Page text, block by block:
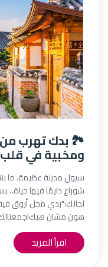
🏞️ بدك تهرب من
ومخبية في
سيول مدينة عظيمة، ما
شوراع دايمًا فيها
لحالك:"بدي محل أروق
هون مشان
اقرأ المزيد